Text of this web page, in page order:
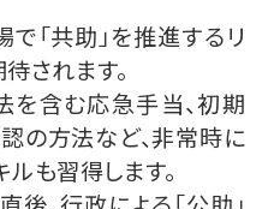
「共助」を推進するリ
されます。
を含む応急手当、初期
の方法など、非常時に
も習得します。